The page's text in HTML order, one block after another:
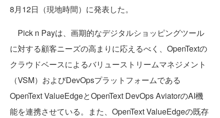
8月12日（現地時間）に発表した。
Pick n Payは、画期的なデジタルショッピングツール
に対する顧客ニーズの高まりに応えるべく、OpenTextの
クラウドベースによるバリューストリームマネジメント
（VSM）およびDevOpsプラットフォームである
OpenText ValueEdgeとOpenText DevOps AviatorのAI機
能を連携させている。また、OpenText ValueEdgeの既存